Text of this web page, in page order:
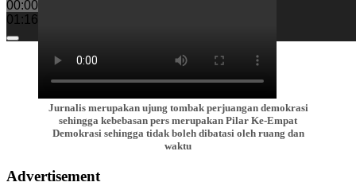
00:00
01:16
Jurnalis merupakan ujung tombak perjuangan demokrasi
sehingga kebebasan pers merupakan Pilar Ke-Empat
Demokrasi sehingga tidak boleh dibatasi oleh ruang dan
waktu
Advertisement